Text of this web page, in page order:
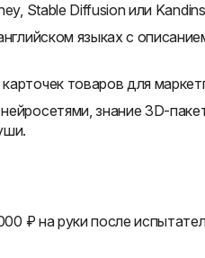
Stable Diffusion или
языках с
товаров для
знание 3D-
₽ на руки после